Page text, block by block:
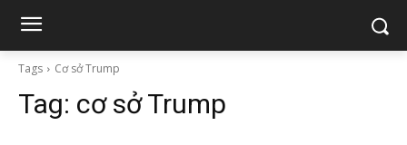
Tags Cơ sở Trump
Tag: cơ sở Trump